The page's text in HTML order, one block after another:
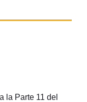
la Parte 11 del